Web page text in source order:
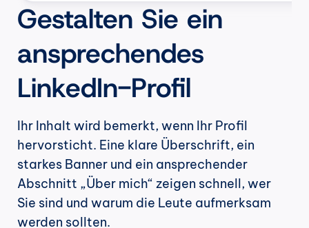
Gestalten Sie ein
ansprechendes
LinkedIn-Profil
Ihr Inhalt wird bemerkt, wenn Ihr Profil
hervorsticht. Eine klare Überschrift, ein
starkes Banner und ein ansprechender
Abschnitt „Über mich“ zeigen schnell, wer
Sie sind und warum die Leute aufmerksam
werden sollten.